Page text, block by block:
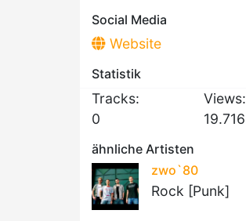
Social Media
Website
Statistik
Tracks:
0
Views:
19.716
ähnliche Artisten
zwo`80
Rock [Punk]